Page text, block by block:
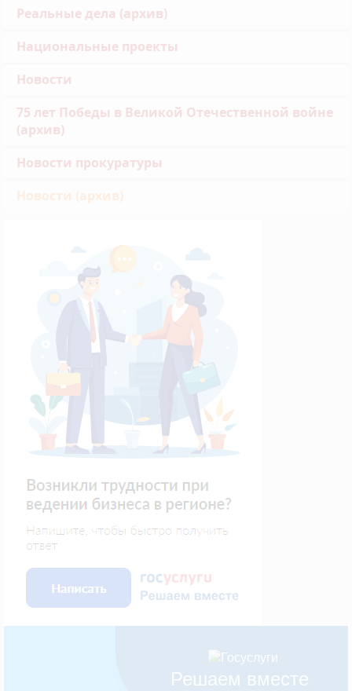
Реальные дела (архив)
Национальные проекты
Новости
75 лет Победы в Великой Отечественной войне
(архив)
Новости прокуратуры
Новости (архив)
Решаем вместе